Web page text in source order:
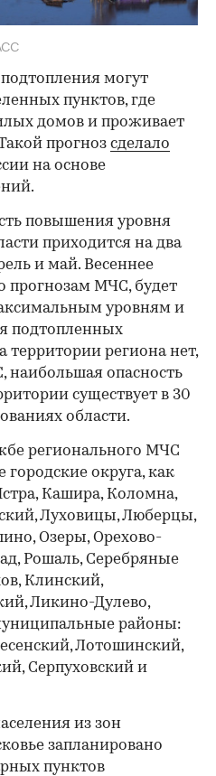
могут
пунктов, где
домов и проживает
прогноз сделало
на основе
повышения уровня
приходится на два
и май. Весеннее
прогнозам МЧС, будет
уровням и
подтопленных
территории региона нет,
наибольшая опасность
существует в 30
области.
регионального МЧС
городские округа, как
Кашира, Коломна,
Луховицы, Люберцы,
Озеры, Орехово-
Рошаль, Серебряные
Клинский,
Ликино-Дулево,
районы:
Лотошинский,
Серпуховский и
из зон
запланировано
пунктов